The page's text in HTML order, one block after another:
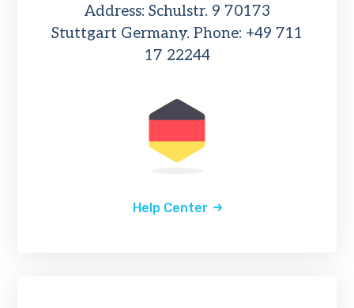
Address: Schulstr. 9 70173
Stuttgart Germany. Phone: +49 711
17 22244
Help Center